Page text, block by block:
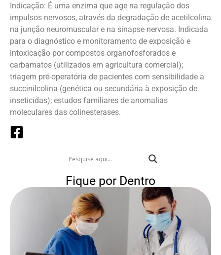
Indicação: É uma enzima que age na regulação dos
impulsos nervosos, através da degradação de acetilcolina
na junção neuromuscular e na sinapse nervosa. Indicada
para o diagnóstico e monitoramento de exposição e
intoxicação por compostos organofosforados e
carbamatos (utilizados em agricultura comercial);
triagem pré-operatória de pacientes com sensibilidade a
succinilcolina (genética ou secundária à exposição de
inseticidas); estudos familiares de anomalias
moleculares das colinesterases.
Fique por Dentro